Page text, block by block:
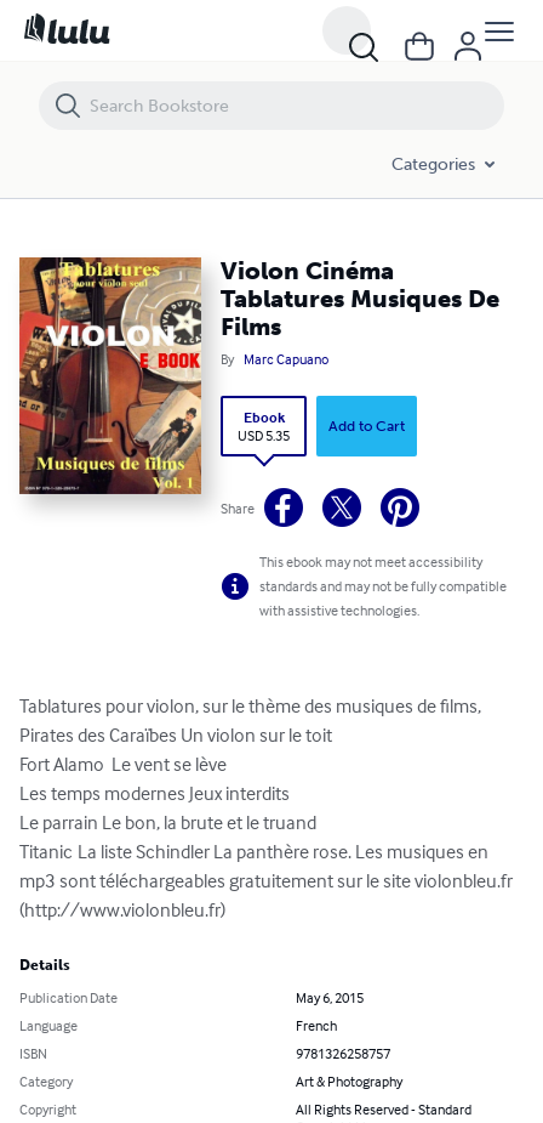
Categories
Violon Cinéma
Tablatures Musiques De
Films
By Marc Capuano
Ebook
USD 5.35
Add to Cart
Share
This ebook may not meet accessibility
standards and may not be fully compatible
with assistive technologies.
Tablatures pour violon, sur le thème des musiques de films,
Pirates des Caraïbes Un violon sur le toit
Fort Alamo  Le vent se lève
Les temps modernes Jeux interdits
Le parrain Le bon, la brute et le truand
Titanic	La liste Schindler La panthère rose. Les musiques en
mp3 sont téléchargeables gratuitement sur le site violonbleu.fr
(http://www.violonbleu.fr)
Details
Publication Date
May 6, 2015
Language
French
ISBN
9781326258757
Category
Art & Photography
Copyright
All Rights Reserved - Standard
Violon Cinéma Tablatures Musiques De Films